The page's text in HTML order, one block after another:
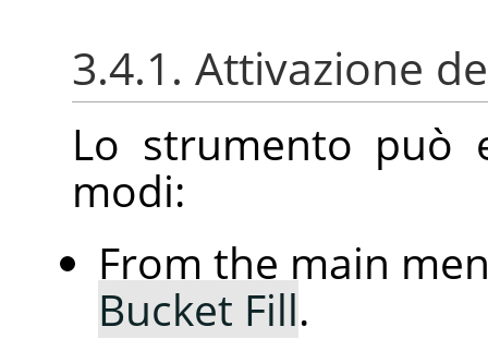
3.4.1. Attivazione
Lo strumento può
modi:
From the main
Bucket Fill.